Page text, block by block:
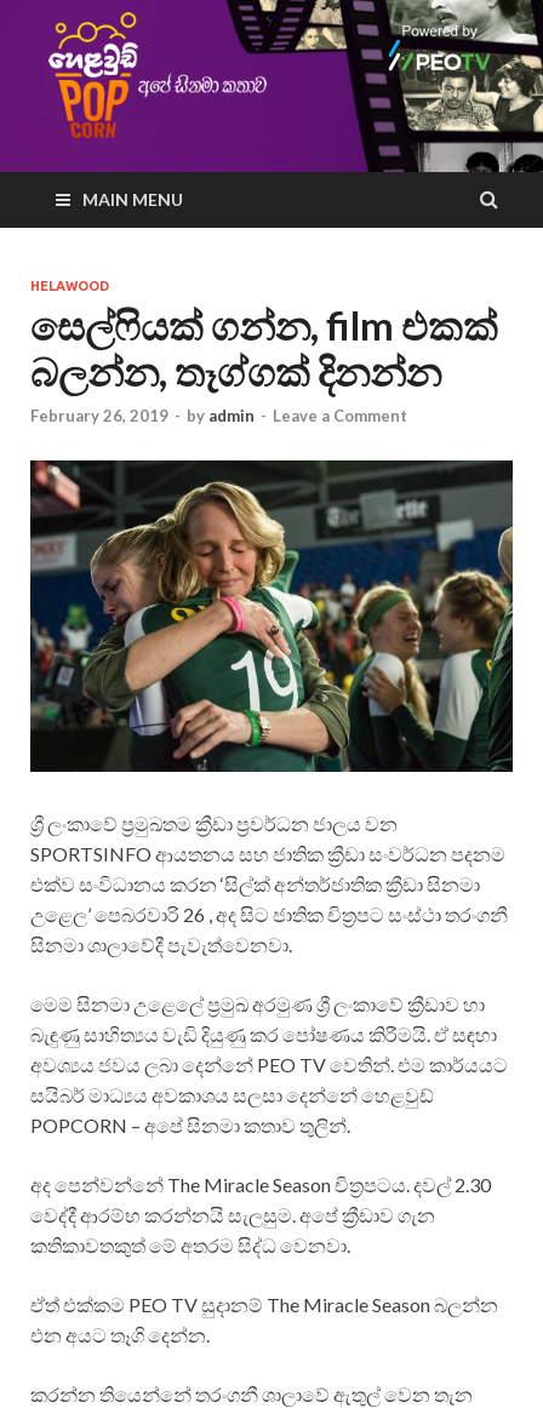
MAIN MENU
HELAWOOD
සෙල්ෆියක් ගන්න, film එකක්
බලන්න, තෑග්ගක් දිනන්න
February 26, 2019 - by admin - Leave a Comment
ශ්‍රී ලංකාවේ ප්‍රමුඛතම ක්‍රීඩා ප්‍රවර්ධන ජාලය වන
SPORTSINFO ආයතනය සහ ජාතික ක්‍රීඩා සංවර්ධන පදනම
එක්ව සංවිධානය කරන ‘සිල්ක් අන්තර්ජාතික ක්‍රීඩා සිනමා
උළෙල’ පෙබරවාරි 26 , අද සිට ජාතික චිත්‍රපට සංස්ථා තරංගනී
සිනමා ශාලාවේදී පැවැත්වෙනවා.
මෙම සිනමා උළෙලේ ප්‍රමුඛ අරමුණ ශ්‍රී ලංකාවේ ක්‍රීඩාව හා
බැඳුණු සාහිත්‍යය වැඩි දියුණු කර පෝෂණය කිරීමයි. ඒ සඳහා
අවශ්‍යය ජවය ලබා දෙන්නේ PEO TV වෙතින්. එම කාර්යයට
සයිබර් මාධ්‍යය අවකාශය සලසා දෙන්නේ හෙළවුඩ්
POPCORN – අපේ සිනමා කතාව තුලින්.
අද පෙන්වන්නේ The Miracle Season චිත්‍රපටය. දවල් 2.30
වෙද්දී ආරම්භ කරන්නයි සැලසුම. අපේ ක්‍රීඩාව ගැන
කතිකාවතකුත් මේ අතරම සිද්ධ වෙනවා.
ඒත් එක්කම PEO TV සුදානම් The Miracle Season බලන්න
එන අයට තෑගි දෙන්න.
කරන්න තියෙන්නේ තරංගනී ශාලාවේ ඇතුල් වෙන තැන